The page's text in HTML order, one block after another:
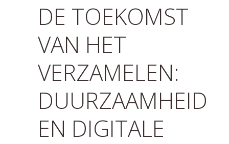
DE TOEKOMST
VAN HET
VERZAMELEN:
DUURZAAMHEID
EN DIGITALE